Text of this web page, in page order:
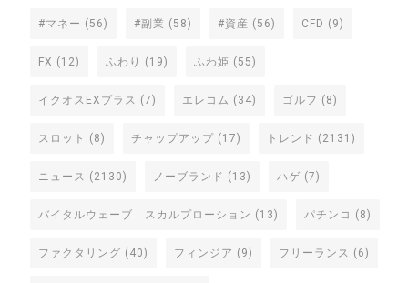
#マネー (56) #副業 (58) #資産 (56) CFD (9)
FX (12) ふわり (19) ふわ姫 (55)
イクオスEXプラス (7) エレコム (34) ゴルフ (8)
スロット (8) チャップアップ (17) トレンド (2131)
ニュース (2130) ノーブランド (13) ハゲ (7)
バイタルウェーブ スカルプローション (13) パチンコ (8)
ファクタリング (40) フィンジア (9) フリーランス (6)